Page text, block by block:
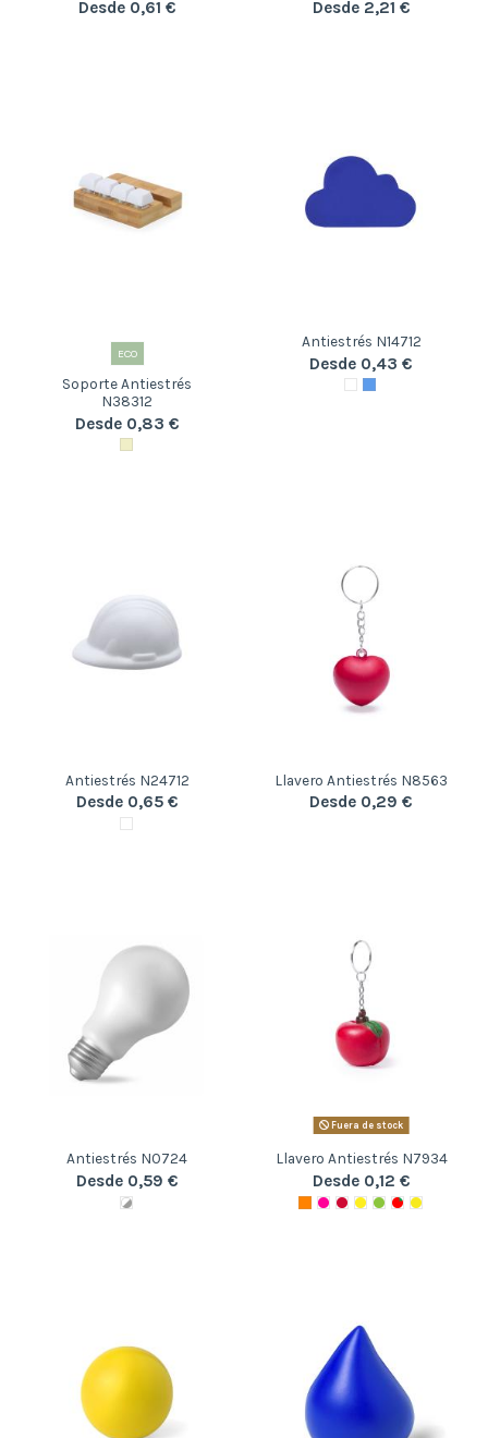
Desde 0,61 € Desde 2,21 €
ECO
Soporte Antiestrés
N38312
Desde 0,83 €
Antiestrés N14712
Desde 0,43 €
Antiestrés N24712
Desde 0,65 €
Llavero Antiestrés N8563
Desde 0,29 €
Antiestrés N0724
Desde 0,59 €
Fuera de stock
Llavero Antiestrés N7934
Desde 0,12 €